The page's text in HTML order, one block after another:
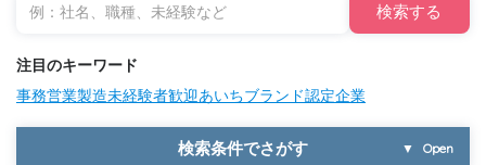
検索する
注目のキーワード
事務営業製造未経験者歓迎あいちブランド認定企業
検索条件でさがす ▼ Open